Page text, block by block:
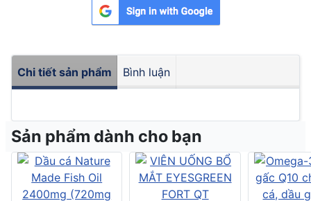
Chi tiết sản phẩm Bình luận
Sản phẩm dành cho bạn